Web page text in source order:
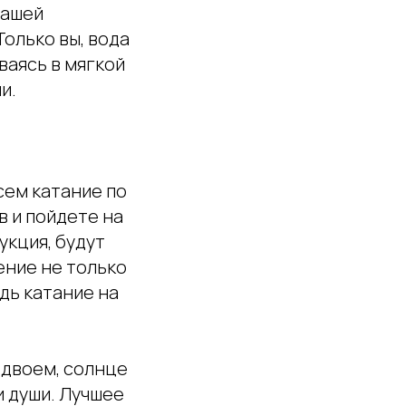
вы, вода
в мягкой
катание по
и пойдете на
будут
не только
катание на
солнце
души. Лучшее